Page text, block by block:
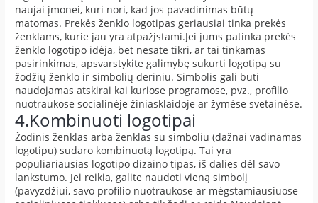
naujai įmonei, kuri nori, kad jos pavadinimas būtų
matomas. Prekės ženklo logotipas geriausiai tinka prekės
ženklams, kurie jau yra atpažįstami.Jei jums patinka prekės
ženklo logotipo idėja, bet nesate tikri, ar tai tinkamas
pasirinkimas, apsvarstykite galimybę sukurti logotipą su
žodžių ženklo ir simbolių deriniu. Simbolis gali būti
naudojamas atskirai kai kuriose programose, pvz., profilio
nuotraukose socialinėje žiniasklaidoje ar žymėse svetainėse.
4.Kombinuoti logotipai
Žodinis ženklas arba ženklas su simboliu (dažnai vadinamas
logotipu) sudaro kombinuotą logotipą. Tai yra
populiariausias logotipo dizaino tipas, iš dalies dėl savo
lankstumo. Jei reikia, galite naudoti vieną simbolį
(pavyzdžiui, savo profilio nuotraukose ar mėgstamiausiuose